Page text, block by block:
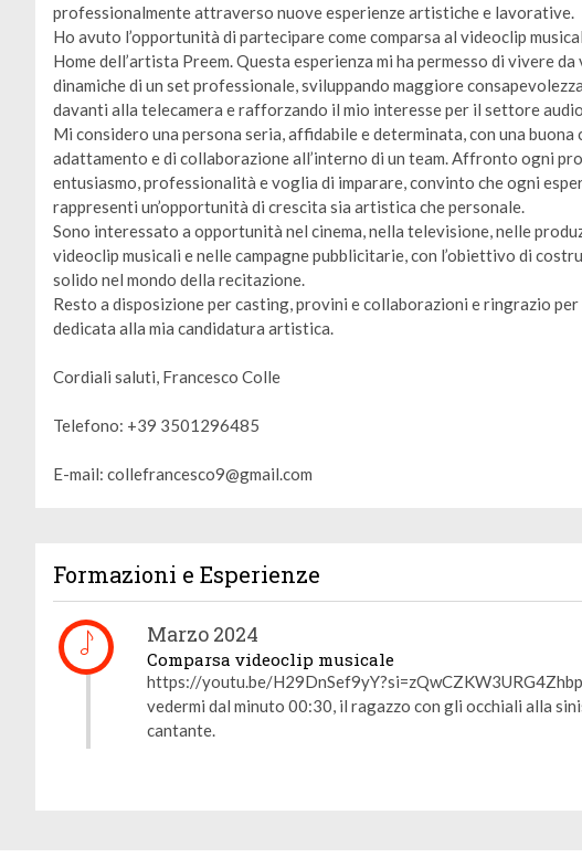
professionalmente attraverso nuove esperienze artistiche e lavorative.
Ho avuto l’opportunità di partecipare come comparsa al videoclip
Home dell’artista Preem. Questa esperienza mi ha permesso di vivere da
dinamiche di un set professionale, sviluppando maggiore
davanti alla telecamera e rafforzando il mio interesse per il settore
Mi considero una persona seria, affidabile e determinata, con una buona
adattamento e di collaborazione all’interno di un team. Affronto ogni
entusiasmo, professionalità e voglia di imparare, convinto che ogni
rappresenti un’opportunità di crescita sia artistica che personale.
Sono interessato a opportunità nel cinema, nella televisione, nelle
videoclip musicali e nelle campagne pubblicitarie, con l’obiettivo di
solido nel mondo della recitazione.
Resto a disposizione per casting, provini e collaborazioni e ringrazio per
dedicata alla mia candidatura artistica.
Cordiali saluti, Francesco Colle
Telefono: +39 3501296485
E-mail: collefrancesco9@gmail.com
Formazioni e Esperienze
Marzo 2024
Comparsa videoclip musicale
https://youtu.be/
vedermi dal minuto 00:30, il ragazzo con gli occhiali alla
cantante.
Gestione dei cookie
Utilizziamo i cookie per rendere il sito più facile da usare e per
migliorare le prestazioni e la sicurezza del sito web.
A cosa servono questi cookie:
Cookie obbligatori